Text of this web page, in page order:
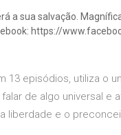
a sua salvação.
https://
13 episódios, utiliza o
de algo universal
liberdade e o